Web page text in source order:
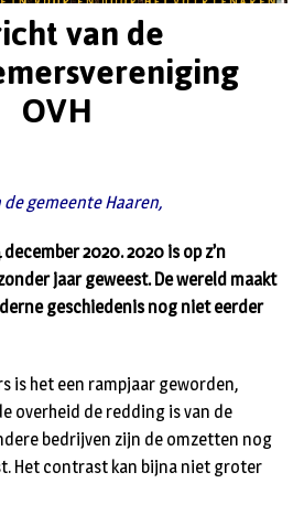
van de
OVH
gemeente Haaren,
december 2020. 2020 is op z’n
jaar geweest. De wereld maakt
geschiedenis nog niet eerder
is het een rampjaar geworden,
overheid de redding is van de
bedrijven zijn de omzetten nog
Het contrast kan bijna niet groter